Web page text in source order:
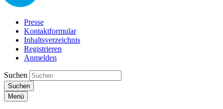
Presse
Kontaktformular
Inhaltsverzeichnis
Registrieren
Anmelden
Suchen
Suchen
Menü